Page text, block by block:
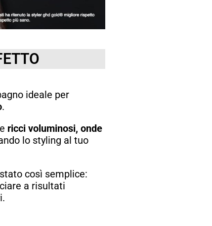
ideale per
.
ricci voluminosi, onde
lo styling al tuo
così semplice:
a risultati